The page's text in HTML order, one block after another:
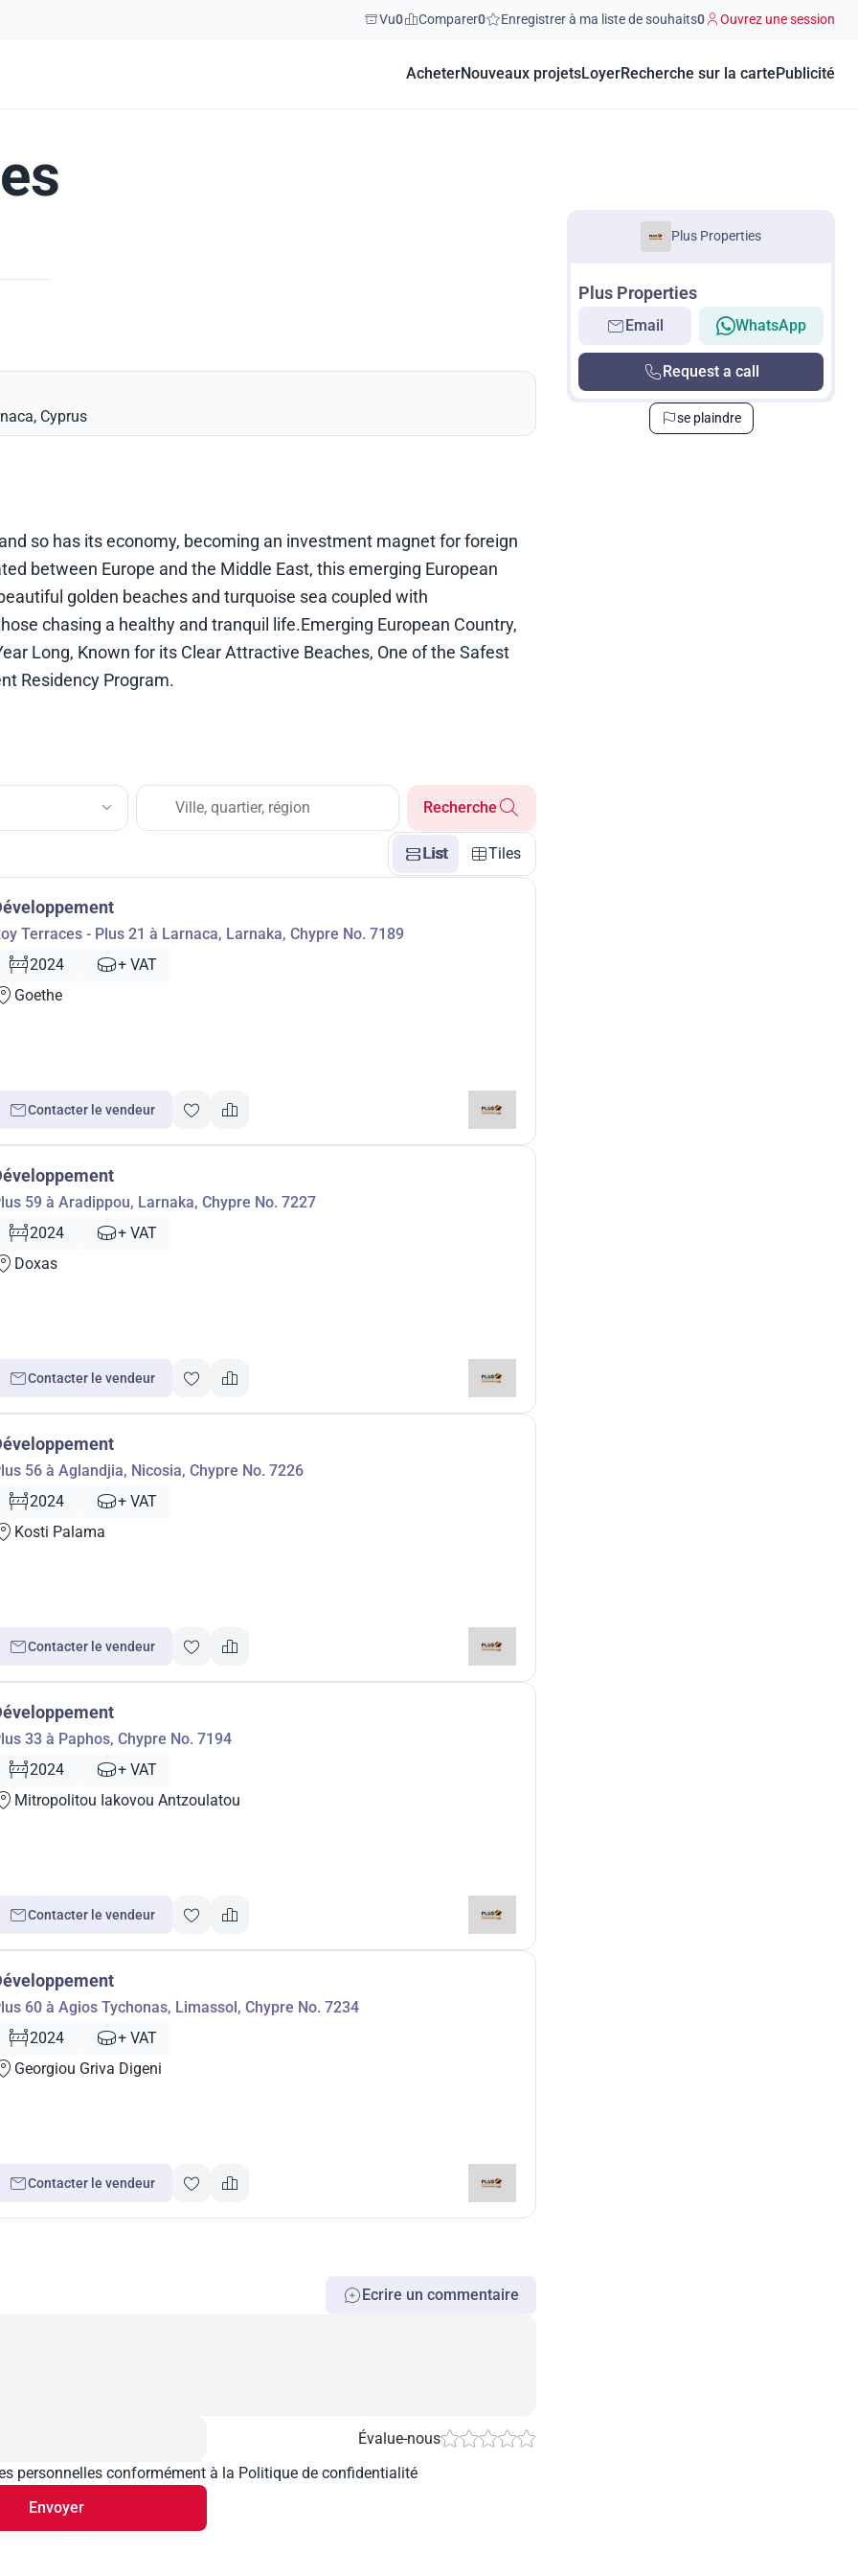
Vu0 Comparer0 Enregistrer à ma liste de souhaits0 Ouvrez une session
AcheterNouveaux projetsLoyerRecherche sur la carte Publicité
Cyprus
so has its economy, becoming an investment magnet for foreign
between Europe and the Middle East, this emerging European
golden beaches and turquoise sea coupled with
chasing a healthy and tranquil life.Emerging European Country,
Long, Known for its Clear Attractive Beaches, One of the Safest
Residency Program.
Recherche
List Tiles
Terraces - Plus 21 à Larnaca, Larnaka, Chypre No. 7189
2024
+ VAT
Goethe
Contacter le vendeur
59 à Aradippou, Larnaka, Chypre No. 7227
2024
+ VAT
Doxas
Contacter le vendeur
56 à Aglandjia, Nicosia, Chypre No. 7226
2024
+ VAT
Kosti Palama
Contacter le vendeur
33 à Paphos, Chypre No. 7194
2024
+ VAT
Mitropolitou Iakovou Antzoulatou
Contacter le vendeur
60 à Agios Tychonas, Limassol, Chypre No. 7234
2024
+ VAT
Georgiou Griva Digeni
Contacter le vendeur
Ecrire un сommentaire
Évalue-nous
personnelles conformément à la Politique de confidentialité
Envoyer
Plus Properties
Plus Properties
Email WhatsApp
Request a call
se plaindre